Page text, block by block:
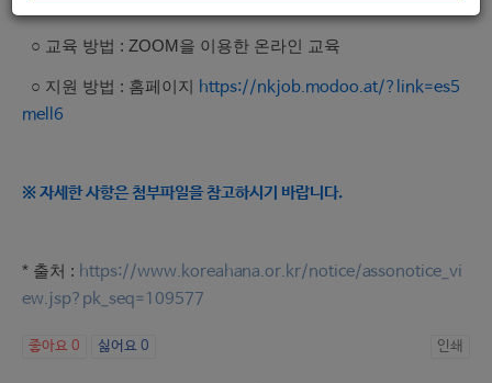
○ 교육 방법 : ZOOM을 이용한 온라인 교육
○ 지원 방법 : 홈페이지 https://nkjob.modoo.at/?link=es5
mell6
※ 자세한 사항은 첨부파일을 참고하시기 바랍니다.
* 출처 : https://www.koreahana.or.kr/notice/assonotice_vi
ew.jsp?pk_seq=109577
좋아요 0 싫어요 0 인쇄